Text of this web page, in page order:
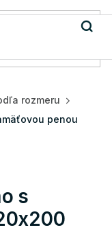
rozmeru
penou
s